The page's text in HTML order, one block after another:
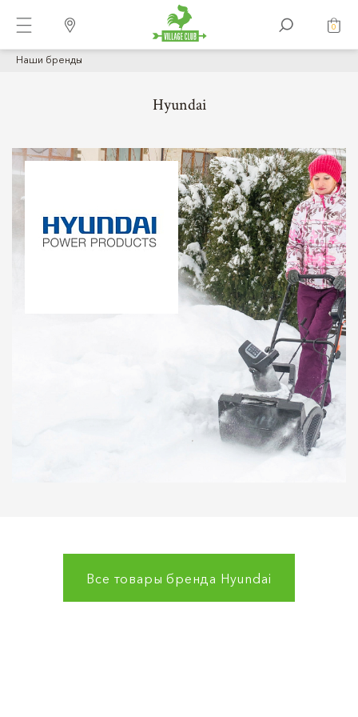
0
Наши бренды
Hyundai
Все товары бренда Hyundai